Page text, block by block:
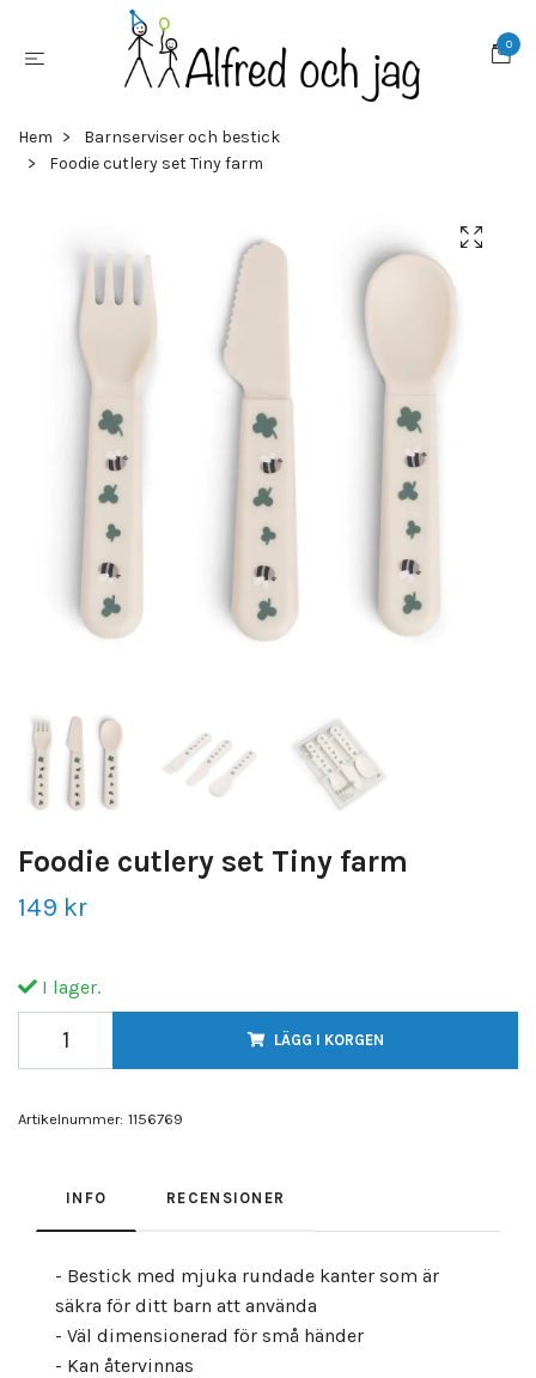
0
Hem
Barnserviser och bestick
Foodie cutlery set Tiny farm
Foodie cutlery set Tiny farm
149 kr
I lager.
LÄGG I KORGEN
Artikelnummer: 1156769
INFO RECENSIONER
- Bestick med mjuka rundade kanter som är
säkra för ditt barn att använda
- Väl dimensionerad för små händer
- Kan återvinnas